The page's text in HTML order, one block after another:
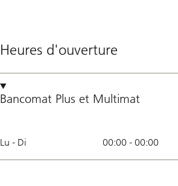
Heures d'ouverture
Bancomat Plus et Multimat
Lu - Di 00:00 - 00:00